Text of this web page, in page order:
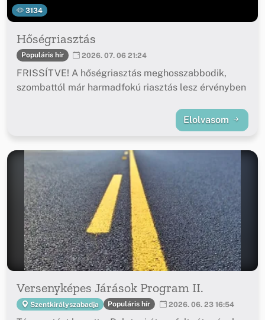
3134
Hőségriasztás
Populáris hír 2026. 07. 06 21:24
FRISSÍTVE! A hőségriasztás meghosszabbodik,
szombattól már harmadfokú riasztás lesz érvényben
Elolvasom
Versenyképes Járások Program II.
Szentkirályszabadja Populáris hír 2026. 06. 23 16:54